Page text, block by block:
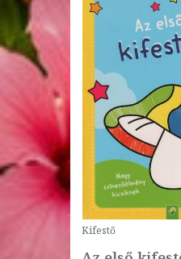
Kifestő